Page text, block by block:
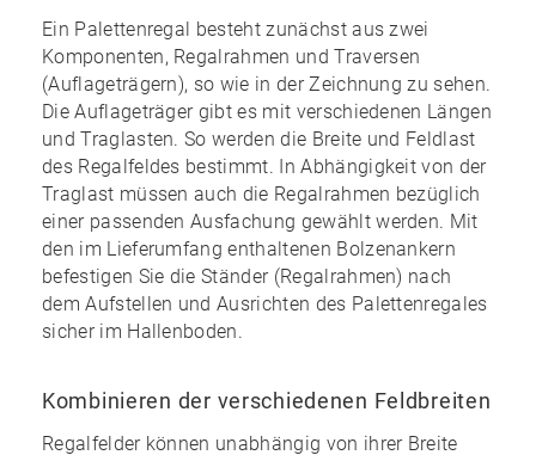
Ein Palettenregal besteht zunächst aus zwei
Komponenten, Regalrahmen und Traversen
(Auflageträgern), so wie in der Zeichnung zu sehen.
Die Auflageträger gibt es mit verschiedenen Längen
und Traglasten. So werden die Breite und Feldlast
des Regalfeldes bestimmt. In Abhängigkeit von der
Traglast müssen auch die Regalrahmen bezüglich
einer passenden Ausfachung gewählt werden. Mit
den im Lieferumfang enthaltenen Bolzenankern
befestigen Sie die Ständer (Regalrahmen) nach
dem Aufstellen und Ausrichten des Palettenregales
sicher im Hallenboden.
Kombinieren der verschiedenen Feldbreiten
Regalfelder können unabhängig von ihrer Breite